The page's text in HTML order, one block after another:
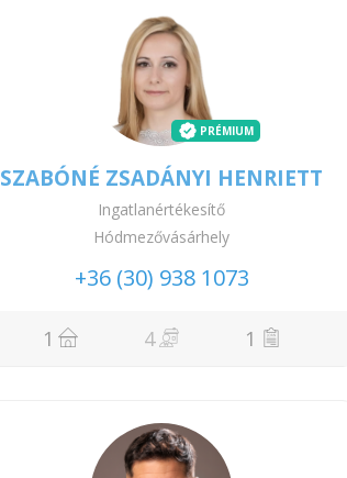
PRÉMIUM
SZABÓNÉ ZSADÁNYI HENRIETT
Ingatlanértékesítő
Hódmezővásárhely
+36 (30) 938 1073
1 4 1